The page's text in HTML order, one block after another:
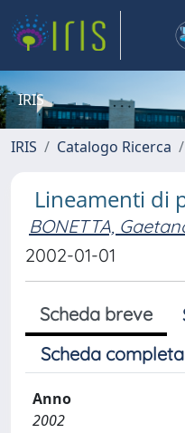
IRIS
IRIS Catalogo Ricerca
Lineamenti di
BONETTA,
2002-01-01
Scheda breve
Scheda
Anno
2002